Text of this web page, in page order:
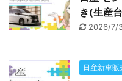
き(生産
2026/7/
日産新車